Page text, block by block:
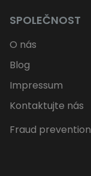
SPOLEČNOST
O nás
Blog
Impressum
Kontaktujte nás
Fraud prevention